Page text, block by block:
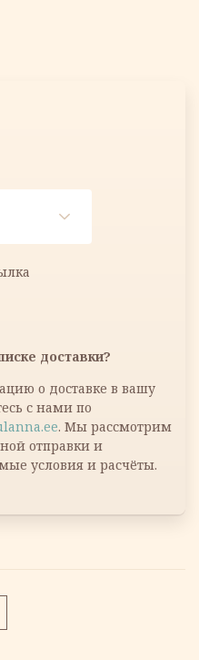
доставки?
о доставке в вашу
с нами по
. Мы рассмотрим
отправки и
условия и расчёты.